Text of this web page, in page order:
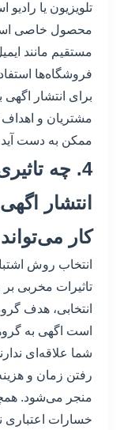
تلویزیون یا
محصول خاصی
مستقیم مانند
فروشگاه‌ها
برای انتشار اگهی
مشتریان و اهداف
ممکن به دست
4. چه
انتشار
کار
انتخاب روش
تاثیرات مخربی
انتخابی، هدف
است اگهی به
شما علاقه‌ای
رفتن زمان و
منجر می‌شود.
خسارات اعتباری